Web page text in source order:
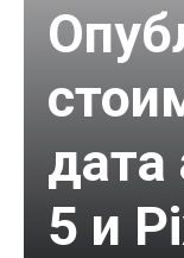
дата
5 и